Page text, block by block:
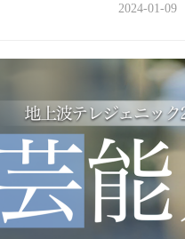
2024-01-09